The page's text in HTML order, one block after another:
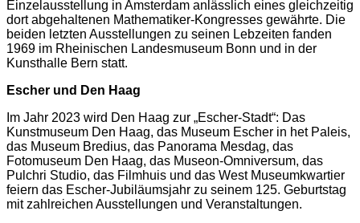
Einzelausstellung in Amsterdam anlässlich eines gleichzeitig
dort abgehaltenen Mathematiker-Kongresses gewährte. Die
beiden letzten Ausstellungen zu seinen Lebzeiten fanden
1969 im Rheinischen Landesmuseum Bonn und in der
Kunsthalle Bern statt.
Escher und Den Haag
Im Jahr 2023 wird Den Haag zur „Escher-Stadt“: Das
Kunstmuseum Den Haag, das Museum Escher in het Paleis,
das Museum Bredius, das Panorama Mesdag, das
Fotomuseum Den Haag, das Museon-Omniversum, das
Pulchri Studio, das Filmhuis und das West Museumkwartier
feiern das Escher-Jubiläumsjahr zu seinem 125. Geburtstag
mit zahlreichen Ausstellungen und Veranstaltungen.